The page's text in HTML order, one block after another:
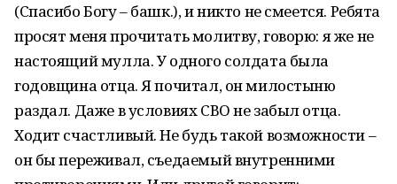
(Спасибо Богу – башк.), и никто не смеется. Ребята
просят меня прочитать молитву, говорю: я же не
настоящий мулла. У одного солдата была
годовщина отца. Я почитал, он милостыню
раздал. Даже в условиях СВО не забыл отца.
Ходит счастливый. Не будь такой возможности –
он бы переживал, съедаемый внутренними